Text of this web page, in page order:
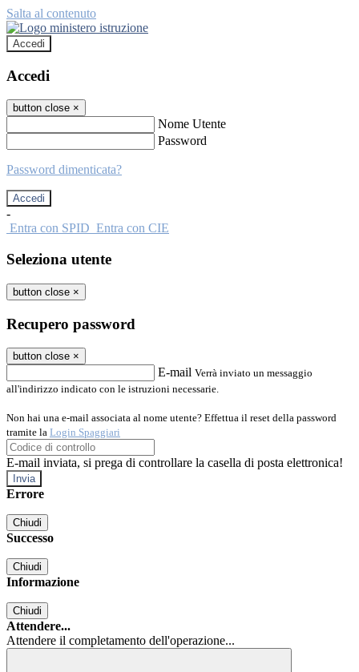
Salta al contenuto
Accedi
Accedi
button close ×
Nome Utente
Password
Password dimenticata?
-
Entra con SPID Entra con CIE
Seleziona utente
button close ×
Recupero password
button close ×
E-mail Verrà inviato un messaggio
all'indirizzo indicato con le istruzioni necessarie.
Non hai una e-mail associata al nome utente? Effettua il reset della password
tramite la Login Spaggiari
E-mail inviata, si prega di controllare la casella di posta elettronica!
Errore
Chiudi
Successo
Chiudi
Informazione
Chiudi
Attendere...
Attendere il completamento dell'operazione...